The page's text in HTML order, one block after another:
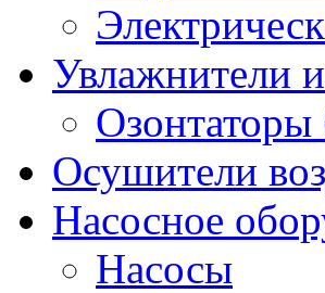
Увлажнители
Осушители
Насосное
Насосы